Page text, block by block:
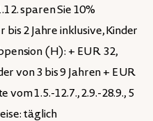
sparen Sie 10%
2 Jahre inklusive, Kinder
(H): + EUR 32,
von 3 bis 9 Jahren + EUR
1.5.-12.7., 2.9.-28.9., 5
täglich